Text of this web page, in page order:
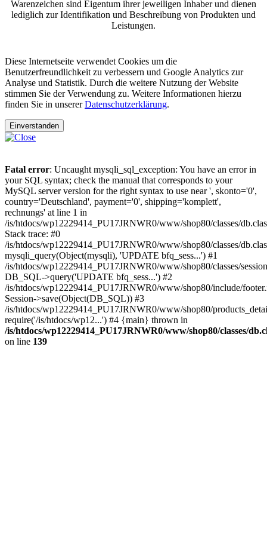
Warenzeichen sind Eigentum ihrer jeweiligen Inhaber und dienen
lediglich zur Identifikation und Beschreibung von Produkten und
Leistungen.
Diese Internetseite verwendet Cookies um die
Benutzerfreundlichkeit zu verbessern und Google Analytics zur
Analyse und Statistik. Durch die weitere Nutzung der Website
stimmen Sie der Verwendung zu. Weitere Informationen hierzu
finden Sie in unsererDatenschutzerklärung.
Einverstanden
Fatal error: Uncaught mysqli_sql_exception: You have an error in
your SQL syntax; check the manual that corresponds to your
MySQL server version for the right syntax to use near ', skonto='0',
country='Deutschland', payment='0', shipping='komplett',
rechnungs' at line 1 in
/is/htdocs/wp12229414_PU17JRNWR0/www/shop80/classes/
Stack trace: #0
/is/htdocs/wp12229414_PU17JRNWR0/www/shop80/classes/
mysqli_query(Object(mysqli), 'UPDATE bfq_sess...') #1
/is/htdocs/wp12229414_PU17JRNWR0/www/shop80/classes/
DB_SQL->query('UPDATE bfq_sess...') #2
/is/htdocs/wp12229414_PU17JRNWR0/www/shop80/include/
Session->save(Object(DB_SQL)) #3
/is/htdocs/wp12229414_PU17JRNWR0/www/shop80/
require('/is/htdocs/wp12...') #4 {main} thrown in
/is/htdocs/wp12229414_PU17JRNWR0/www/shop80/classes/
on line 139